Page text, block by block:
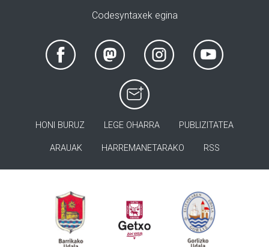
Codesyntaxek egina
HONI BURUZ LEGE OHARRA PUBLIZITATEA
ARAUAK HARREMANETARAKO RSS